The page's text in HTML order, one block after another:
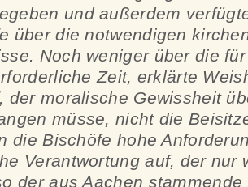
und außerdem
über die notwendigen
Noch weniger über die
Zeit, erklärte
der moralische Gewissheit
müsse, nicht die
die Bischöfe hohe
Verantwortung auf, der nur
der aus Aachen